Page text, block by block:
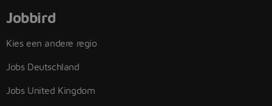
Jobbird
Kies een andere regio
Jobs Deutschland
Jobs United Kingdom